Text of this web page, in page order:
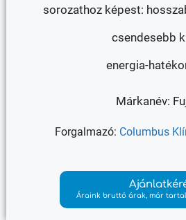
sorozathoz képest:
csendesebb
energia-
Márkanév:
Forgalmazó: Columbus
Áraink bruttó árak, már